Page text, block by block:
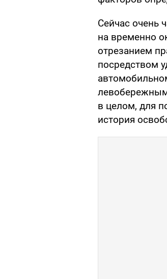
Сейчас очень
на временно
отрезанием
посредством
в целом, для
история